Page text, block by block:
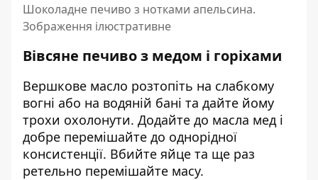
Шоколадне печиво з нотками апельсина.
Зображення ілюстративне
Вівсяне печиво з медом і горіхами
Вершкове масло розтопіть на слабкому
вогні або на водяній бані та дайте йому
трохи охолонути. Додайте до масла мед і
добре перемішайте до однорідної
консистенції. Вбийте яйце та ще раз
ретельно перемішайте масу.